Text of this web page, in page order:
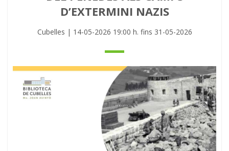
D’EXTERMINI NAZIS
Cubelles | 14-05-2026 19:00 h. fins 31-05-2026